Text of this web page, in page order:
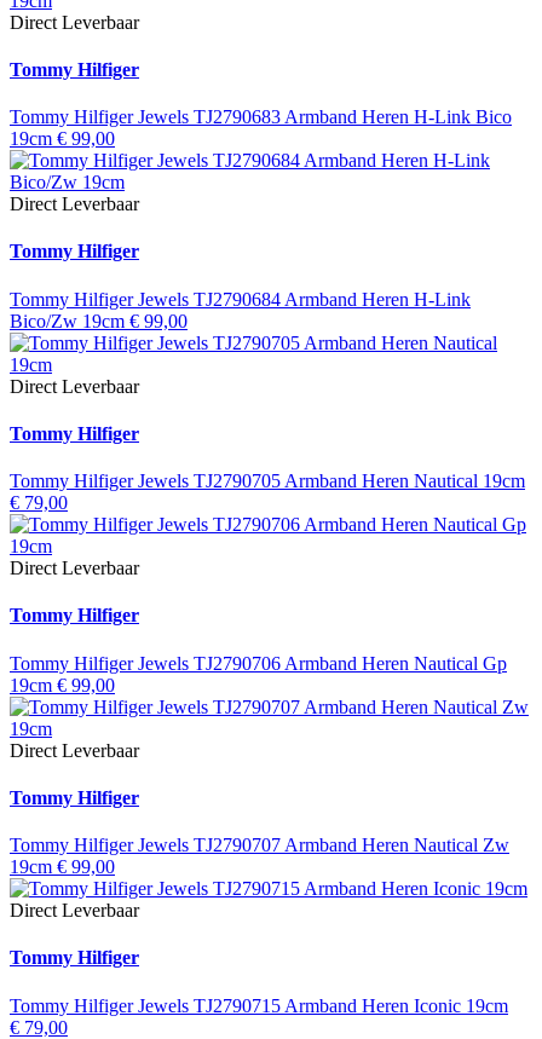
Direct Leverbaar
Tommy Hilfiger
Tommy Hilfiger Jewels TJ2790683 Armband Heren H-Link Bico
19cm € 99,00
Direct Leverbaar
Tommy Hilfiger
Tommy Hilfiger Jewels TJ2790684 Armband Heren H-Link
Bico/Zw 19cm € 99,00
Direct Leverbaar
Tommy Hilfiger
Tommy Hilfiger Jewels TJ2790705 Armband Heren Nautical 19cm
€ 79,00
Direct Leverbaar
Tommy Hilfiger
Tommy Hilfiger Jewels TJ2790706 Armband Heren Nautical Gp
19cm € 99,00
Direct Leverbaar
Tommy Hilfiger
Tommy Hilfiger Jewels TJ2790707 Armband Heren Nautical Zw
19cm € 99,00
Direct Leverbaar
Tommy Hilfiger
Tommy Hilfiger Jewels TJ2790715 Armband Heren Iconic 19cm
€ 79,00